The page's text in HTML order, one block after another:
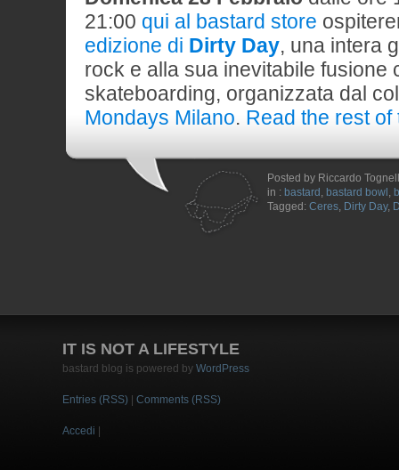
21:00 qui al bastard store
edizione di Dirty Day, una intera
rock e alla sua inevitabile fusione
skateboarding, organizzata dal
Mondays Milano. Read the rest of
Posted by Riccardo
in : bastard , bastard bowl ,
Tagged: Ceres, Dirty Day,
IT IS NOT A LIFESTYLE
bastard blog is powered by WordPress
Entries (RSS) Comments (RSS)
Accedi